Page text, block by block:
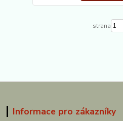
strana
Informace pro zákazníky